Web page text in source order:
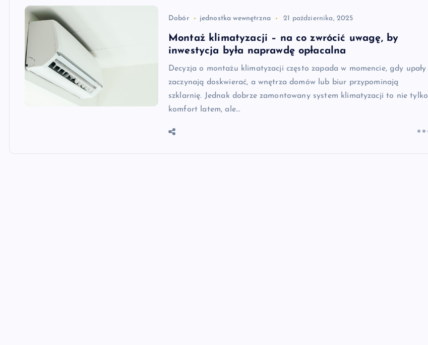
Dobór jednostka wewnętrzna 21 października, 2025
Montaż klimatyzacji – na co zwrócić uwagę, by
inwestycja była naprawdę opłacalna
Decyzja o montażu klimatyzacji często zapada w momencie, gdy upały
zaczynają doskwierać, a wnętrza domów lub biur przypominają
szklarnię. Jednak dobrze zamontowany system klimatyzacji to nie tylko
komfort latem, ale…